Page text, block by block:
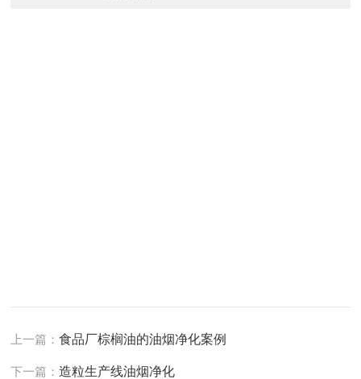
上一篇：食品厂棕榈油的油烟净化案例
下一篇：造粒生产线油烟净化